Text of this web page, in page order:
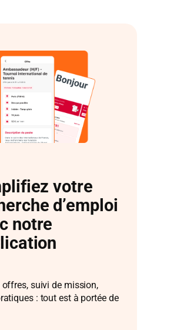
votre
d’emploi
notre
offres, suivi de mission,
: tout est à portée de